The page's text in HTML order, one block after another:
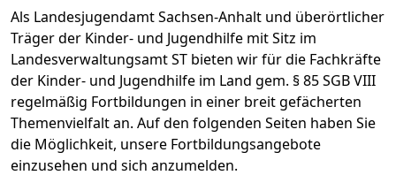
Als Landesjugendamt Sachsen-Anhalt und überörtlicher
Träger der Kinder- und Jugendhilfe mit Sitz im
Landesverwaltungsamt ST bieten wir für die Fachkräfte
der Kinder- und Jugendhilfe im Land gem. § 85 SGB VIII
regelmäßig Fortbildungen in einer breit gefächerten
Themenvielfalt an. Auf den folgenden Seiten haben Sie
die Möglichkeit, unsere Fortbildungsangebote
einzusehen und sich anzumelden.